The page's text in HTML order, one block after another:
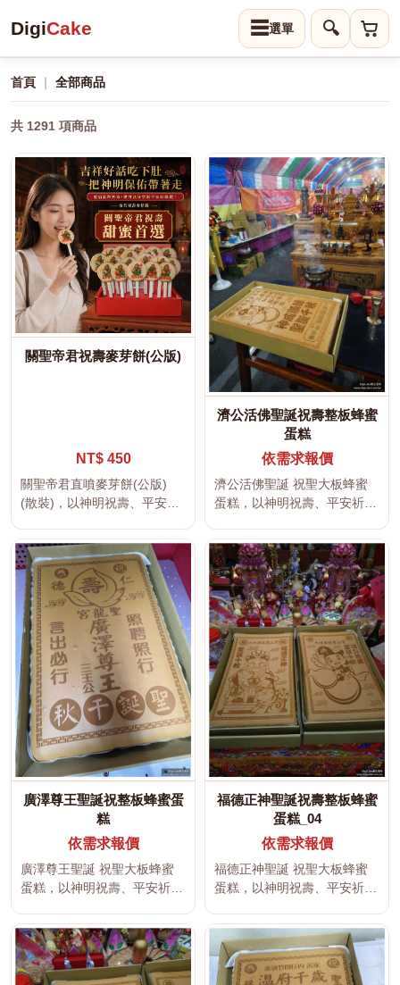
☰
DigiCake 🔍
首頁 ｜ 全部商品
共 1291 項商品
關聖帝君祝壽麥芽餅(公版)
NT$ 450
關聖帝君直噴麥芽餅(公版)
(散裝)，以神明祝壽、平安祈
為...
濟公活佛聖誕祝壽整板蜂蜜
蛋糕
依需求報價
濟公活佛聖誕 祝聖大板蜂蜜
蛋糕，以神明祝壽、平安祈
為設計主...
廣澤尊王聖誕祝整板蜂蜜蛋
糕
依需求報價
廣澤尊王聖誕 祝聖大板蜂蜜
蛋糕，以神明祝壽、平安祈
為設計主...
福德正神聖誕祝壽整板蜂蜜
蛋糕_04
依需求報價
福德正神聖誕 祝聖大板蜂蜜
蛋糕，以神明祝壽、平安祈
為設計主...